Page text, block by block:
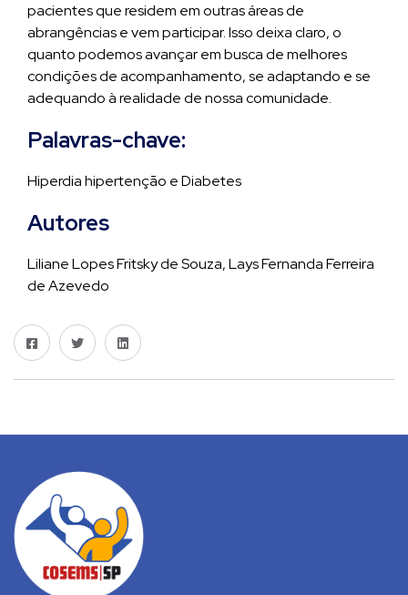
pacientes que residem em outras áreas de
abrangências e vem participar. Isso deixa claro, o
quanto podemos avançar em busca de melhores
condições de acompanhamento, se adaptando e se
adequando à realidade de nossa comunidade.
Palavras-chave:
Hiperdia hipertenção e Diabetes
Autores
Liliane Lopes Fritsky de Souza, Lays Fernanda Ferreira
de Azevedo